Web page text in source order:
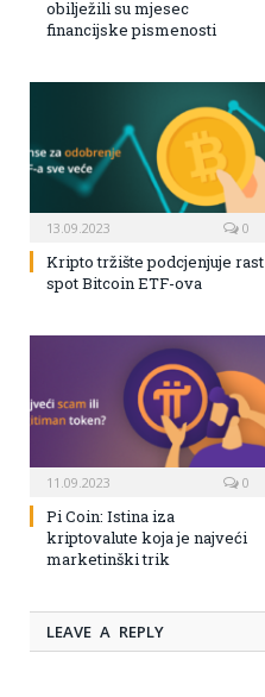
obilježili su mjesec
financijske pismenosti
13.09.2023 0
Kripto tržište podcjenjuje rast
spot Bitcoin ETF-ova
11.09.2023 0
Pi Coin: Istina iza
kriptovalute koja je najveći
marketinški trik
LEAVE A REPLY